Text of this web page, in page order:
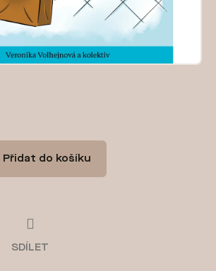
Přidat do košíku
SDÍLET